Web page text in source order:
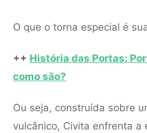
O que o torna especial é
++ História das Portas:
como são?
Ou seja, construída sobre
vulcânico, Civita enfrenta a